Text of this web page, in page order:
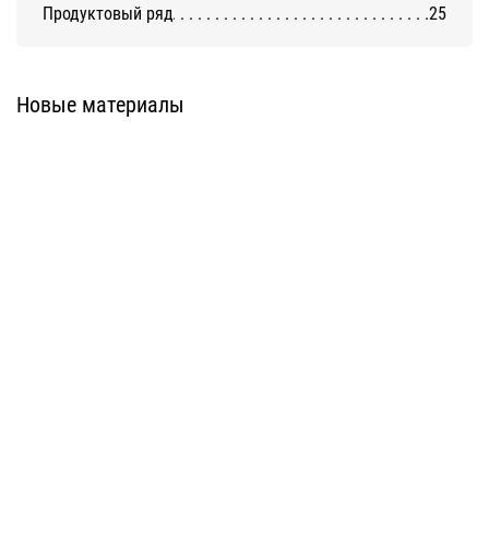
Продуктовый ряд 25
Новые материалы